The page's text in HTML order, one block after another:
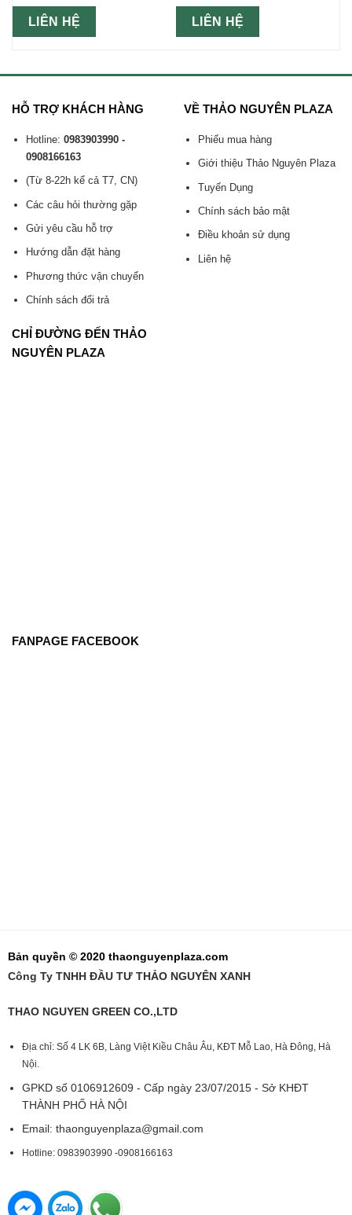
LIÊN HỆ LIÊN HỆ
HỖ TRỢ KHÁCH HÀNG
Hotline: 0983903990 -
0908166163
(Từ 8-22h kể cả T7, CN)
Các câu hỏi thường gặp
Gửi yêu cầu hỗ trợ
Hướng dẫn đặt hàng
Phương thức vận chuyển
Chính sách đổi trả
VỀ THẢO NGUYÊN PLAZA
Phiếu mua hàng
Giới thiệu Thảo Nguyên Plaza
Tuyển Dụng
Chính sách bảo mật
Điều khoản sử dụng
Liên hệ
CHỈ ĐƯỜNG ĐẾN THẢO
NGUYÊN PLAZA
FANPAGE FACEBOOK
Bản quyền © 2020 thaonguyenplaza.com
Công Ty TNHH ĐẦU TƯ THẢO NGUYÊN XANH
THAO NGUYEN GREEN CO.,LTD
Địa chỉ: Số 4 LK 6B, Làng Việt Kiều Châu Âu, KĐT Mỗ Lao, Hà Đông, Hà
Nội.
GPKD số 0106912609 - Cấp ngày 23/07/2015 - Sở KHĐT
THÀNH PHỐ HÀ NỘI
Email: thaonguyenplaza@gmail.com
Hotline: 0983903990 -0908166163